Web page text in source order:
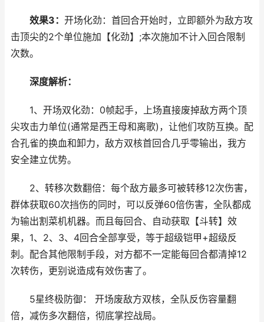
效果3： 开场化劲：首回合开始时，立即额外为敌方攻
击顶尖的2个单位施加【化劲】;本次施加不计入回合限制
次数。
深度解析：
1、开场双化劲：0帧起手，上场直接废掉敌方两个顶
尖攻击力单位(通常是西王母和离歌)，让他们攻防互换。配
合孔雀的换血和卸力，敌方双核首回合几乎零输出，我方
安全建立优势。
2、转移次数翻倍：每个敌方最多可被转移12次伤害，
群体获取60次挡伤的同时，可以反弹60倍伤害，全队都成
为输出割菜机机器。而且每回合、自动获取【斗转】效
果，1、2、3、4回合全部享受，等于超级铠甲+超级反
刺。配合其他限制手段，对方都不一定能每回合都清掉12
次转伤，更别说造成有效伤害了。
5星终极防御： 开场废敌方双核，全队反伤容量翻
倍，减伤多次翻倍，彻底掌控战局。